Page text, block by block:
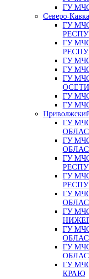
ГУ
Северо-
ГУ
ГУ
ГУ
ГУ
ГУ
ГУ
ГУ
ГУ
ГУ
ГУ
ГУ
ГУ
ГУ
ГУ
ГУ
ГУ
КРАЮ